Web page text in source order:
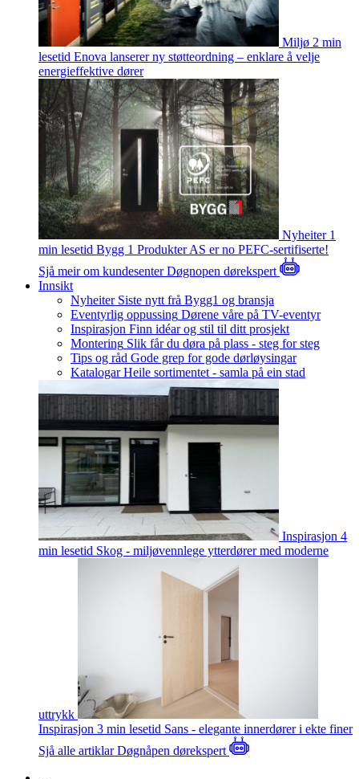
Miljø 2 min
lesetid Enova lanserer ny støtteordning – enklare å velje
energieffektive dører
Nyheiter 1
min lesetid Bygg 1 Produkter AS er no PEFC-sertifiserte!
Sjå meir om kundesenterDøgnopen dørekspert
Innsikt
Nyheiter Siste nytt frå Bygg1 og bransja
Eventyrlig oppussing Dørene våre på TV-eventyr
Inspirasjon Finn idéar og stil til ditt prosjekt
Montering Slik får du døra på plass - steg for steg
Tips og råd Gode grep for gode dørløysingar
Katalogar Heile sortimentet - samla på ein stad
Inspirasjon 4
min lesetid Skog - miljøvennlege ytterdører med moderne
uttrykk
Inspirasjon 3 min lesetid Sans - elegante innerdører i ekte finer
Sjå alle artiklarDøgnåpen dørekspert